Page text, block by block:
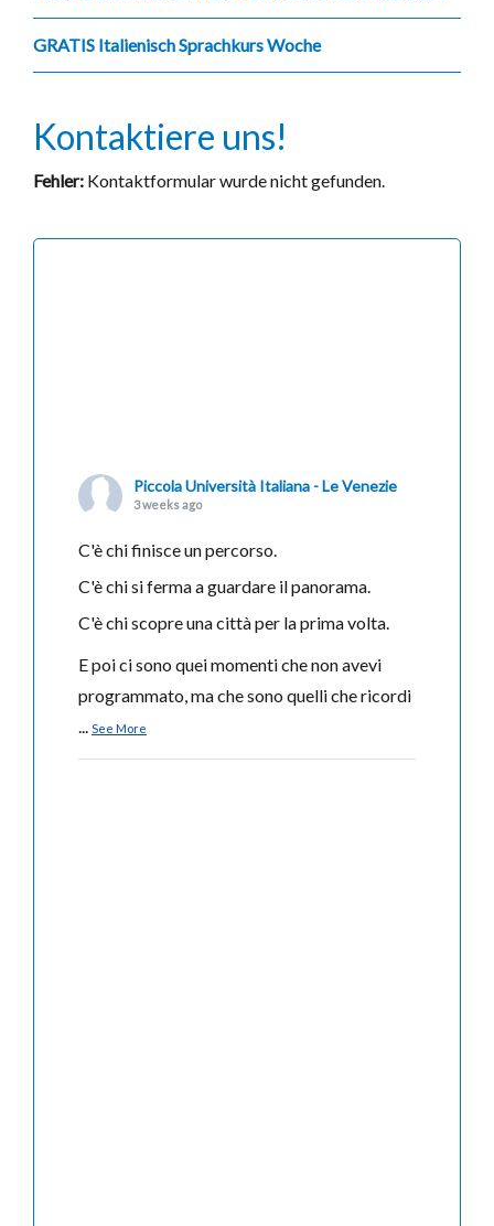
GRATIS Italienisch Sprachkurs Woche
Kontaktiere uns!
Fehler: Kontaktformular wurde nicht gefunden.
Piccola Università Italiana - Le Venezie
3 weeks ago
C'è chi finisce un percorso.
C'è chi si ferma a guardare il panorama.
C'è chi scopre una città per la prima volta.
E poi ci sono quei momenti che non avevi
programmato, ma che sono quelli che ricordi
... See More